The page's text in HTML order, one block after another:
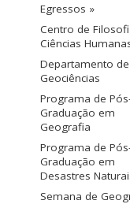
Egressos »
Centro de
Ciências
Departamento de
Geociências
Programa de
Graduação em
Geografia
Programa de
Graduação em
Desastres
Semana de